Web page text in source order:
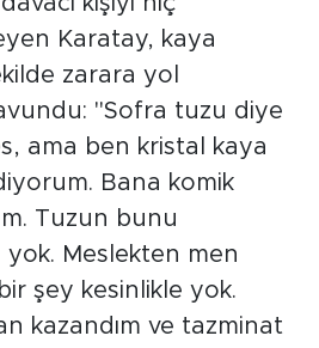
Karatay, kaya
zarara yol
"Sofra tuzu diye
ama ben kristal kaya
Bana komik
Tuzun bunu
yok. Meslekten men
şey kesinlikle yok.
kazandım ve tazminat